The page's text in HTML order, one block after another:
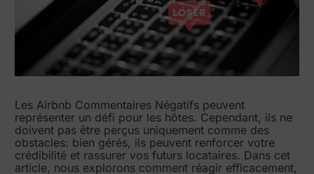
Les Airbnb Commentaires Négatifs peuvent
représenter un défi pour les hôtes. Cependant, ils ne
doivent pas être perçus uniquement comme des
obstacles: bien gérés, ils peuvent renforcer votre
crédibilité et rassurer vos futurs locataires. Dans cet
article, nous explorons comment réagir efficacement,